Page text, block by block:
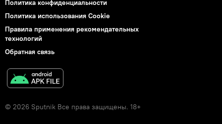
Политика конфиденциальности
Политика использования Cookie
Правила применения рекомендательных
технологий
Обратная связь
© 2026 Sputnik Все права защищены. 18+